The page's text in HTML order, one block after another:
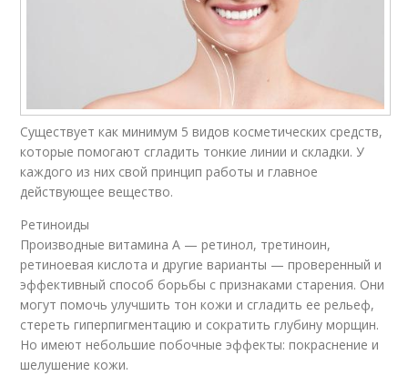
Существует как минимум 5 видов косметических средств,
которые помогают сгладить тонкие линии и складки. У
каждого из них свой принцип работы и главное
действующее вещество.
Ретиноиды
Производные витамина А — ретинол, третиноин,
ретиноевая кислота и другие варианты — проверенный и
эффективный способ борьбы с признаками старения. Они
могут помочь улучшить тон кожи и сгладить ее рельеф,
стереть гиперпигментацию и сократить глубину морщин.
Но имеют небольшие побочные эффекты: покраснение и
шелушение кожи.